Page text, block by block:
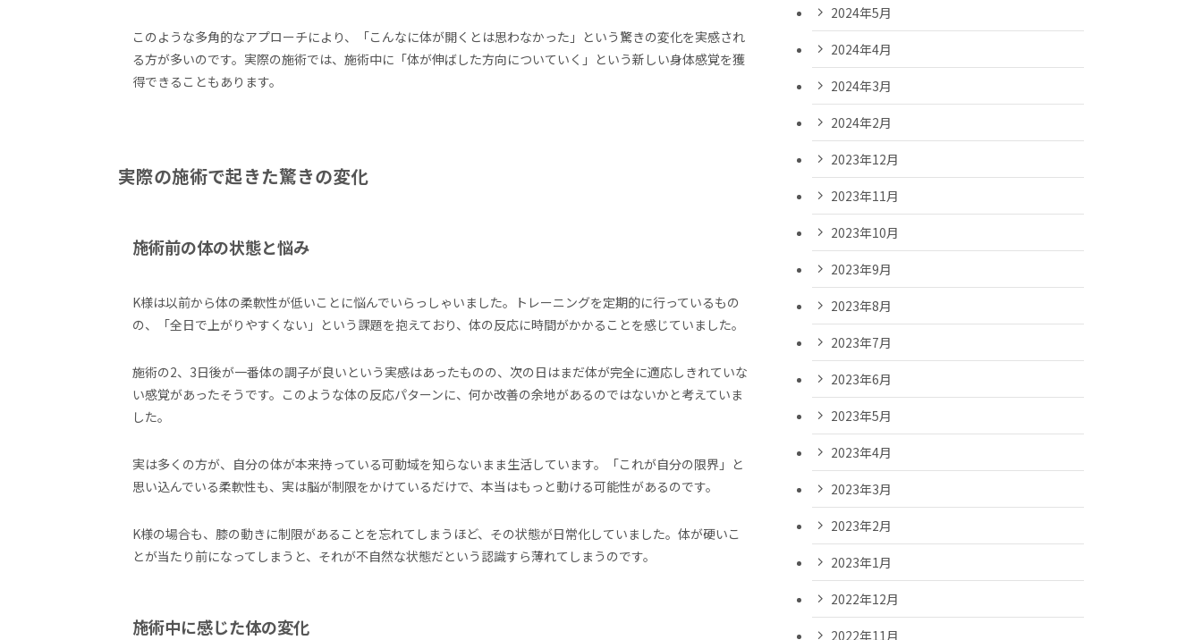
このような多角的なアプローチにより、「こんなに体が開くとは思わなかった」という驚きの変化を実感され
る方が多いのです。実際の施術では、施術中に「体が伸ばした方向についていく」という新しい身体感覚を獲
得できることもあります。
実際の施術で起きた驚きの変化
施術前の体の状態と悩み
K様は以前から体の柔軟性が低いことに悩んでいらっしゃいました。トレーニングを定期的に行っているもの
の、「全日で上がりやすくない」という課題を抱えており、体の反応に時間がかかることを感じていました。
施術の2、3日後が一番体の調子が良いという実感はあったものの、次の日はまだ体が完全に適応しきれていな
い感覚があったそうです。このような体の反応パターンに、何か改善の余地があるのではないかと考えていま
した。
実は多くの方が、自分の体が本来持っている可動域を知らないまま生活しています。「これが自分の限界」と
思い込んでいる柔軟性も、実は脳が制限をかけているだけで、本当はもっと動ける可能性があるのです。
K様の場合も、膝の動きに制限があることを忘れてしまうほど、その状態が日常化していました。体が硬いこ
とが当たり前になってしまうと、それが不自然な状態だという認識すら薄れてしまうのです。
施術中に感じた体の変化
2024年5月
2024年4月
2024年3月
2024年2月
2023年12月
2023年11月
2023年10月
2023年9月
2023年8月
2023年7月
2023年6月
2023年5月
2023年4月
2023年3月
2023年2月
2023年1月
2022年12月
2022年11月